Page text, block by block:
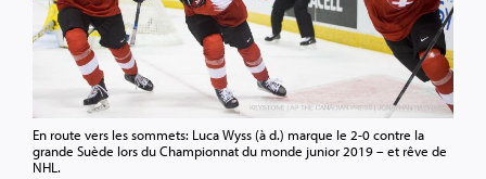
En route vers les sommets: Luca Wyss (à d.) marque le 2-0 contre la
grande Suède lors du Championnat du monde junior 2019 – et rêve de
NHL.